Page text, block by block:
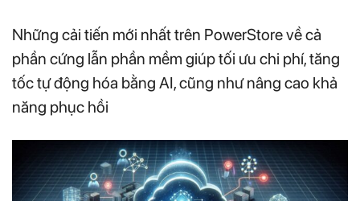
Những cải tiến mới nhất trên PowerStore về cả
phần cứng lẫn phần mềm giúp tối ưu chi phí, tăng
tốc tự động hóa bằng AI, cũng như nâng cao khả
năng phục hồi